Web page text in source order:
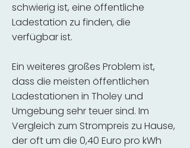
schwierig ist, eine öffentliche
Ladestation zu finden, die
verfügbar ist.
Ein weiteres großes Problem ist,
dass die meisten öffentlichen
Ladestationen in Tholey und
Umgebung sehr teuer sind. Im
Vergleich zum Strompreis zu Hause,
der oft um die 0,40 Euro pro kWh